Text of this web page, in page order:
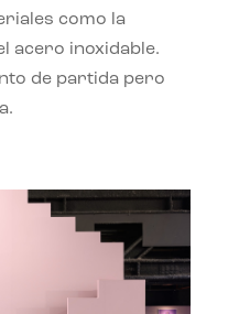
como la
acero inoxidable.
de partida pero